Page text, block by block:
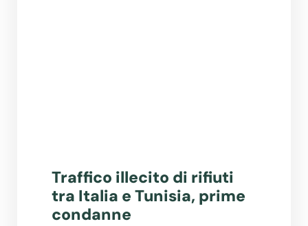
Traffico illecito di rifiuti
tra Italia e Tunisia, prime
condanne